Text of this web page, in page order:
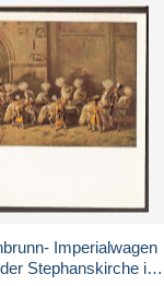
Imperialwagen
Stephanskirche in